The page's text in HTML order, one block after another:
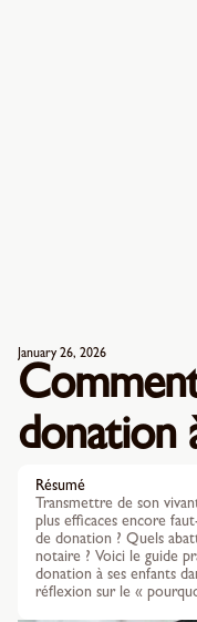
January 26, 2026
donation
Résumé
Transmettre de son
plus efficaces encore
de donation ? Quels
notaire ? Voici le guide
donation à ses enfants
réflexion sur le «